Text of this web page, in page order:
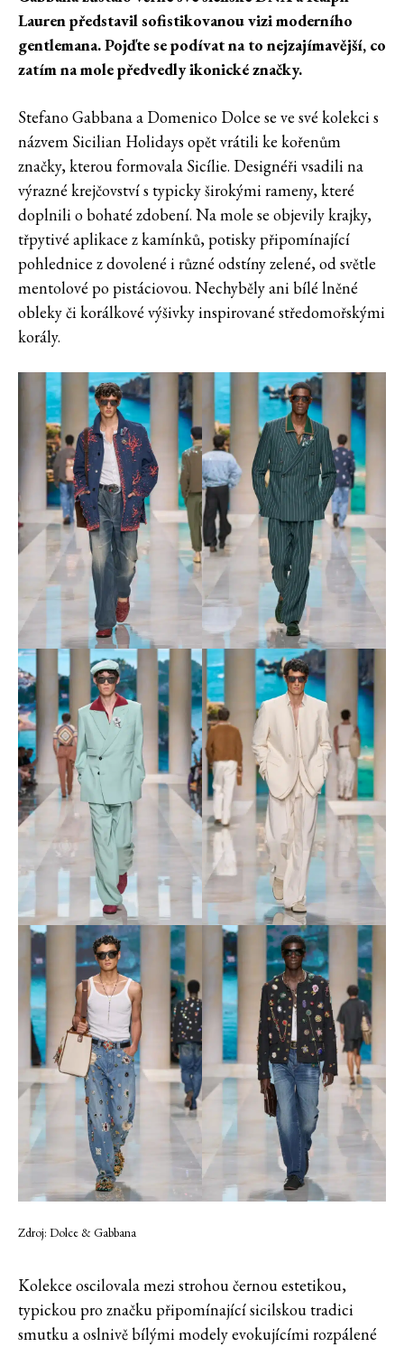
Lauren představil sofistikovanou vizi moderního
gentlemana.Pojďte se podívat na to nejzajímavější, co
zatím na mole předvedly ikonické značky.
Stefano Gabbana a Domenico Dolce se ve své kolekci s
názvem Sicilian Holidays opět vrátili ke kořenům
značky, kterou formovala Sicílie. Designéři vsadili na
výrazné krejčovství s typicky širokými rameny, které
doplnili o bohaté zdobení. Na mole se objevily krajky,
třpytivé aplikace z kamínků, potisky připomínající
pohlednice z dovolené i různé odstíny zelené, od světle
mentolové po pistáciovou. Nechyběly ani bílé lněné
obleky či korálkové výšivky inspirované středomořskými
korály.
Zdroj: Dolce & Gabbana
Kolekce oscilovala mezi strohou černou estetikou,
typickou pro značku připomínající sicilskou tradici
smutku a oslnivě bílými modely evokujícími rozpálené